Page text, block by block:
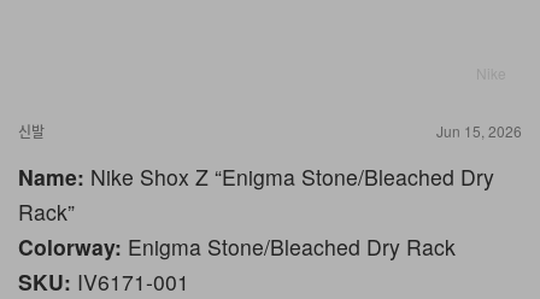
신발 Jun 15, 2026
Name: Nike Shox Z “Enigma Stone/Bleached Dry
Rack”
Colorway: Enigma Stone/Bleached Dry Rack
SKU: IV6171-001